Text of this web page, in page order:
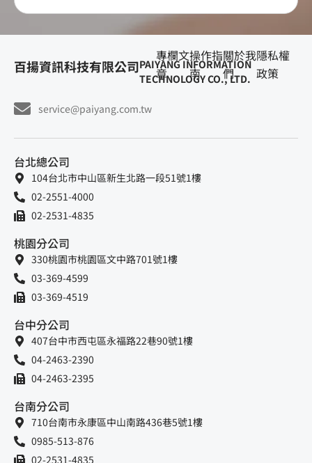
百揚資訊科技有限公司PAIYANG INFORMATION
TECHNOLOGY CO., LTD.
專欄文
章
操作指
南
關於我
們
隱私權
政策
service@paiyang.com.tw
台北總公司
104台北市中山區新生北路一段51號1樓
02-2551-4000
02-2531-4835
桃園分公司
330桃園市桃園區文中路701號1樓
03-369-4599
03-369-4519
台中分公司
407台中市西屯區永福路22巷90號1樓
04-2463-2390
04-2463-2395
台南分公司
710台南市永康區中山南路436巷5號1樓
0985-513-876
02-2531-4835